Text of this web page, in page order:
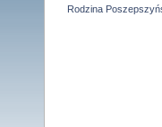
Rodzina